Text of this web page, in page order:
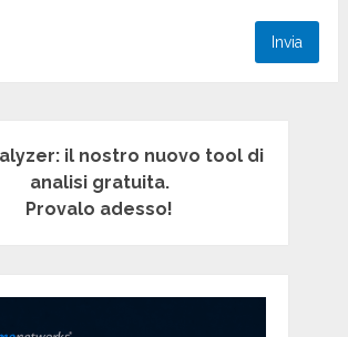
il nostro nuovo tool di
analisi gratuita.
Provalo adesso!